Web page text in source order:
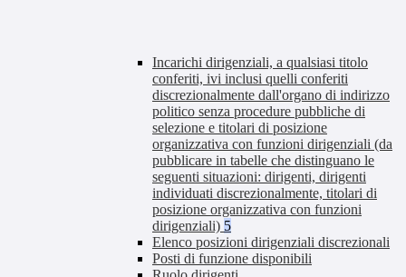
Incarichi dirigenziali, a qualsiasi titolo
conferiti, ivi inclusi quelli conferiti
discrezionalmente dall'organo di indirizzo
politico senza procedure pubbliche di
selezione e titolari di posizione
organizzativa con funzioni dirigenziali (da
pubblicare in tabelle che distinguano le
seguenti situazioni: dirigenti, dirigenti
individuati discrezionalmente, titolari di
posizione organizzativa con funzioni
dirigenziali) 5
Elenco posizioni dirigenziali discrezionali
Posti di funzione disponibili